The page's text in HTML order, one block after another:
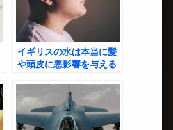
イギリスの水は本当に髪
や頭皮に悪影響を与える